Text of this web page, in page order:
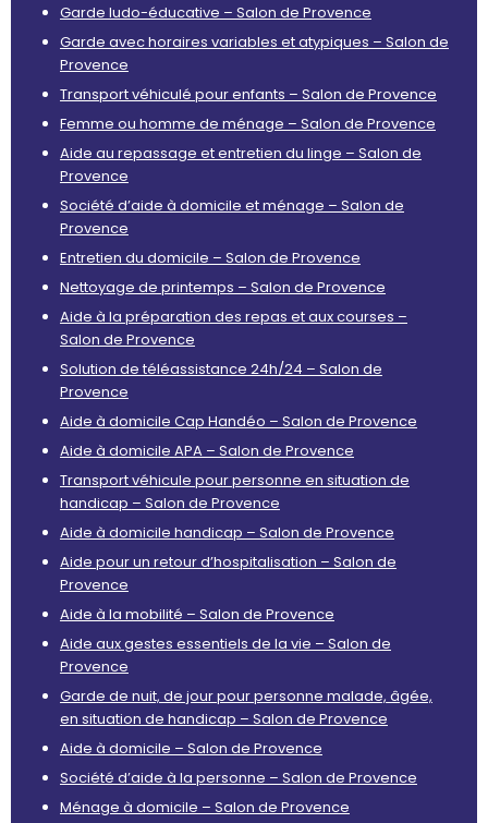
Garde ludo-éducative – Salon de Provence
Garde avec horaires variables et atypiques – Salon de
Provence
Transport véhiculé pour enfants – Salon de Provence
Femme ou homme de ménage – Salon de Provence
Aide au repassage et entretien du linge – Salon de
Provence
Société d’aide à domicile et ménage – Salon de
Provence
Entretien du domicile – Salon de Provence
Nettoyage de printemps – Salon de Provence
Aide à la préparation des repas et aux courses –
Salon de Provence
Solution de téléassistance 24h/24 – Salon de
Provence
Aide à domicile Cap Handéo – Salon de Provence
Aide à domicile APA – Salon de Provence
Transport véhicule pour personne en situation de
handicap – Salon de Provence
Aide à domicile handicap – Salon de Provence
Aide pour un retour d’hospitalisation – Salon de
Provence
Aide à la mobilité – Salon de Provence
Aide aux gestes essentiels de la vie – Salon de
Provence
Garde de nuit, de jour pour personne malade, âgée,
en situation de handicap – Salon de Provence
Aide à domicile – Salon de Provence
Société d’aide à la personne – Salon de Provence
Ménage à domicile – Salon de Provence